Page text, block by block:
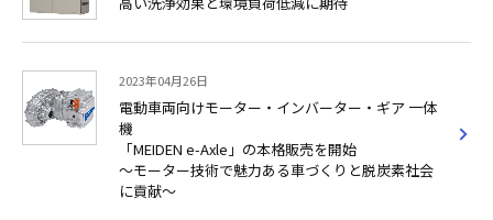
2023年04月26日
電動車両向けモーター・インバーター・ギア 一体
機
「MEIDEN e-Axle」の本格販売を開始
～モーター技術で魅力ある車づくりと脱炭素社会
に貢献～